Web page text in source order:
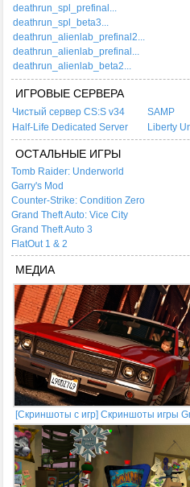
deathrun_spl_prefinal...
deathrun_spl_beta3...
deathrun_alienlab_prefinal2...
deathrun_alienlab_prefinal...
deathrun_alienlab_beta2...
ИГРОВЫЕ СЕРВЕРА
Чистый сервер CS:S v34
SAMP
Half-Life Dedicated Server
Liberty
ОСТАЛЬНЫЕ ИГРЫ
Tomb Raider: Underworld
Garry's Mod
Counter-Strike: Condition Zero
Grand Theft Auto: Vice City
Grand Theft Auto 3
FlatOut 1 & 2
МЕДИА
[Скриншоты с игр] Скриншоты игры